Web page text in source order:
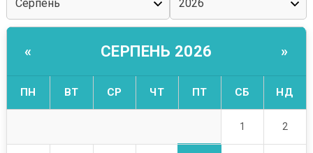
« СЕРПЕНЬ 2026 »
ПН ВТ СР ЧТ ПТ СБ НД
1 2